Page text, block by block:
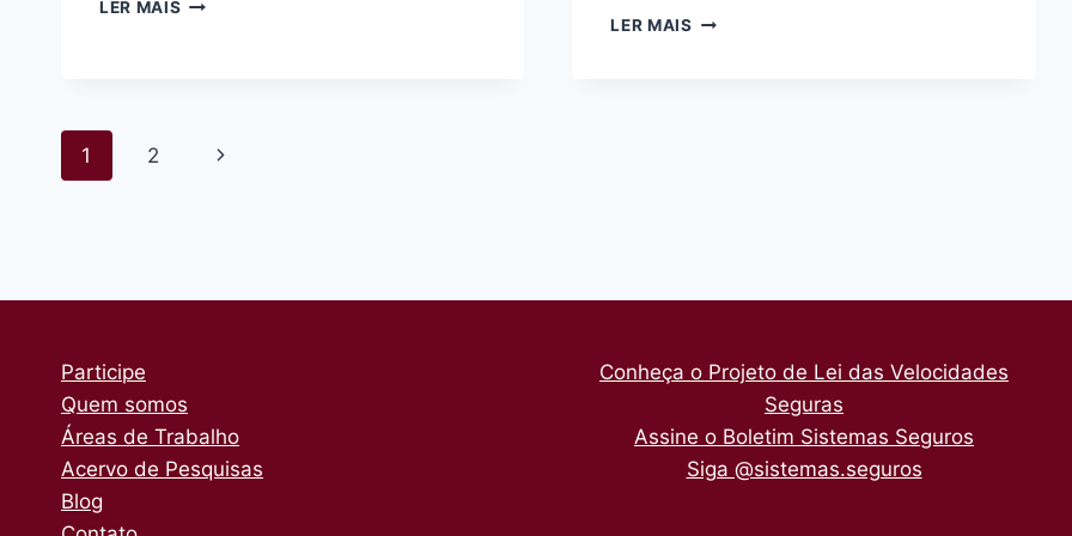
LER MAIS
SUSTENTÁVEL
LER MAIS CICLOCIDADE
EM
Navegação
1 2
Página
Participe
Quem somos
Áreas de Trabalho
Acervo de Pesquisas
Blog
Conheça o Projeto de Lei das Velocidades
Seguras
Assine o Boletim Sistemas Seguros
Siga @sistemas.seguros